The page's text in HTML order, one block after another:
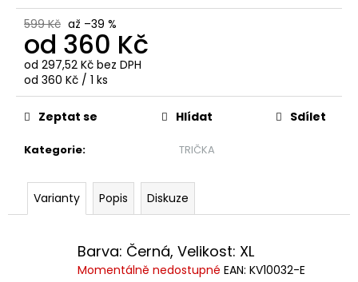
599 Kč až –39 %
od 360 Kč
od 297,52 Kč bez DPH
Měrná
cena:
od 360 Kč / 1 ks
Kategorie: TRIČKA
Zeptat se Hlídat Sdílet
Varianty Popis Diskuze
Barva: Černá, Velikost: XL
Momentálně nedostupné EAN: KV10032-E
o
u
č
u
j
e
e
TRIKO
PLAY